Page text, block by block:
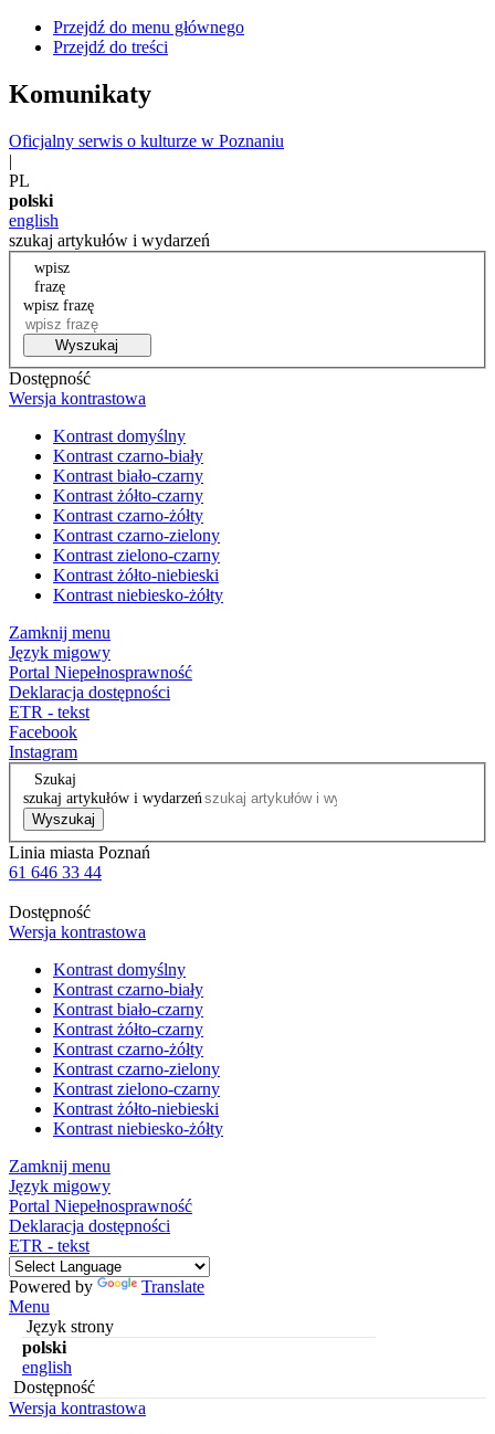
Przejdź do menu głównego
Przejdź do treści
Komunikaty
Oficjalny serwis o kulturze w Poznaniu
|
PL
polski
english
szukaj artykułów i wydarzeń
wpisz
frazę
wpisz frazę
Wyszukaj
Dostępność
Wersja kontrastowa
Kontrast domyślny
Kontrast czarno-biały
Kontrast biało-czarny
Kontrast żółto-czarny
Kontrast czarno-żółty
Kontrast czarno-zielony
Kontrast zielono-czarny
Kontrast żółto-niebieski
Kontrast niebiesko-żółty
Zamknij menu
Język migowy
Portal Niepełnosprawność
Deklaracja dostępności
ETR - tekst
Facebook
Instagram
Szukaj
szukaj artykułów i wydarzeń
Wyszukaj
Linia miasta Poznań
61 646 33 44
Dostępność
Wersja kontrastowa
Kontrast domyślny
Kontrast czarno-biały
Kontrast biało-czarny
Kontrast żółto-czarny
Kontrast czarno-żółty
Kontrast czarno-zielony
Kontrast zielono-czarny
Kontrast żółto-niebieski
Kontrast niebiesko-żółty
Zamknij menu
Język migowy
Portal Niepełnosprawność
Deklaracja dostępności
ETR - tekst
Powered by
Translate
Menu
Język strony
polski
english
Dostępność
Wersja kontrastowa